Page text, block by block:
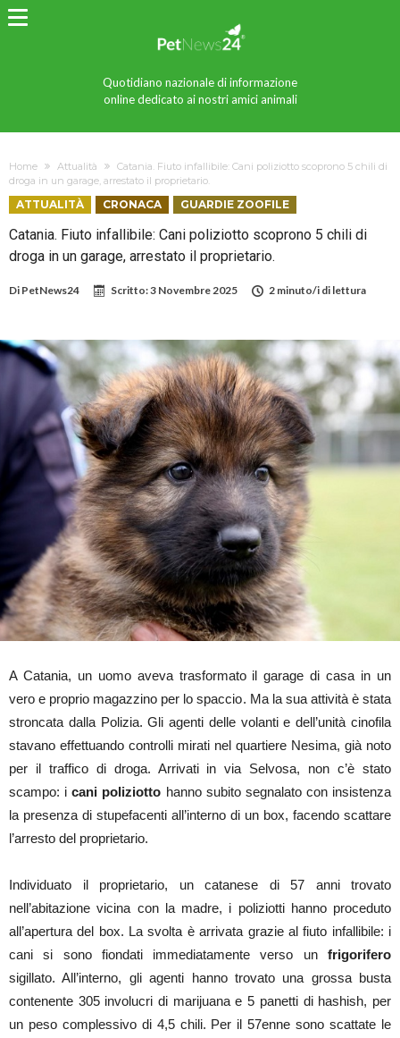
Quotidiano nazionale di informazione
online dedicato ai nostri amici animali
Home Attualità
Catania. Fiuto infallibile: Cani poliziotto scoprono 5 chili di
droga in un garage, arrestato il proprietario.
ATTUALITÀ CRONACA GUARDIE ZOOFILE
Catania. Fiuto infallibile: Cani poliziotto scoprono 5 chili di
droga in un garage, arrestato il proprietario.
Di PetNews24 Scritto:3 Novembre 2025 2 minuto/i di lettura
A Catania, un uomo aveva trasformato il garage di casa in un
vero e proprio magazzino per lo spaccio. Ma la sua attività è stata
stroncata dalla Polizia. Gli agenti delle volanti e dell’unità cinofila
stavano effettuando controlli mirati nel quartiere Nesima, già noto
per il traffico di droga. Arrivati in via Selvosa, non c’è stato
scampo: icani poliziotto hanno subito segnalato con insistenza
la presenza di stupefacenti all’interno di un box, facendo scattare
l’arresto del proprietario.
Individuato il proprietario, un catanese di 57 anni trovato
nell’abitazione vicina con la madre, i poliziotti hanno proceduto
all’apertura del box. La svolta è arrivata grazie al fiuto infallibile: i
cani si sono fiondati immediatamente verso un frigorifero
sigillato. All’interno, gli agenti hanno trovato una grossa busta
contenente 305 involucri di marijuana e 5 panetti di hashish, per
un peso complessivo di 4,5 chili. Per il 57enne sono scattate le